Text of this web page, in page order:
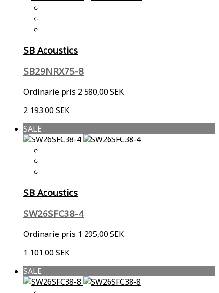
SB Acoustics
SB29NRX75-8
Ordinarie pris 2 580,00 SEK
2 193,00 SEK
SALE
SB Acoustics
SW26SFC38-4
Ordinarie pris 1 295,00 SEK
1 101,00 SEK
SALE